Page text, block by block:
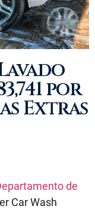
por
Extras
de
Car Wash